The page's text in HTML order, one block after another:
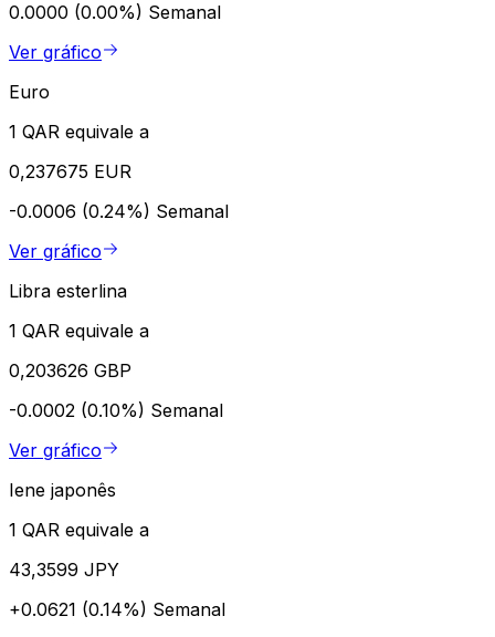
0.0000 (0.00%) Semanal
Ver gráfico
Euro
1 QAR equivale a
0,237675 EUR
-0.0006 (0.24%) Semanal
Ver gráfico
Libra esterlina
1 QAR equivale a
0,203626 GBP
-0.0002 (0.10%) Semanal
Ver gráfico
Iene japonês
1 QAR equivale a
43,3599 JPY
+0.0621 (0.14%) Semanal